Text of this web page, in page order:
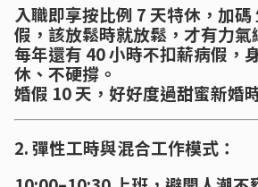
入職即享按比例 7 天特休，加
假，該放鬆時就放鬆，才有力氣
每年還有 40 小時不扣薪病假，
休、不硬撐。
婚假 10 天，好好度過甜蜜新婚
2. 彈性工時與混合工作模式：